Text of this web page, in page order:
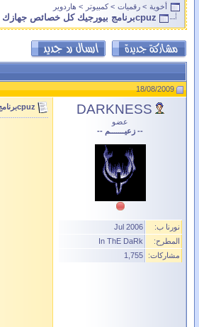
أخوية > رقميات >كمبيوتر > هاردوير
cpuzبرنامج بيورجيك كل خصائص جهازك من معالج لرامات لكرت شاشة
18/08/2009
DARKNESS
عضو
-- زعيـــــــم --
نورنا ب:
Jul 2006
المطرح:
In ThE DaRk
مشاركات:
1,755
cpuzبرنامج بيورجيك كل خصائص جهازك من معالج لرامات لكرت شاشة